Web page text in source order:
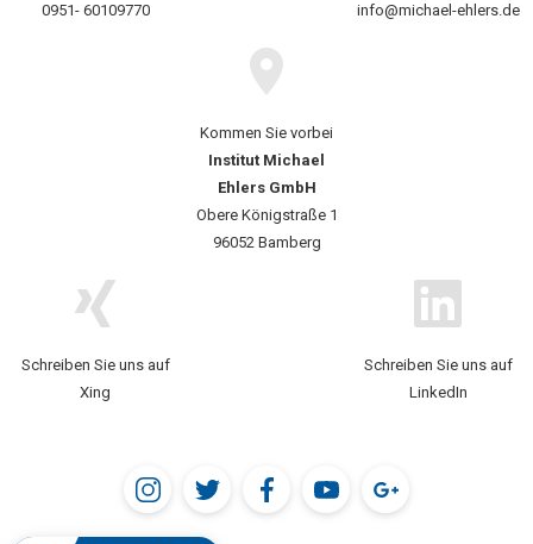
0951- 60109770
info@michael-ehlers.de
Kommen Sie vorbei
Institut Michael
Ehlers GmbH
Obere Königstraße 1
96052 Bamberg
Schreiben Sie uns auf
Xing
Schreiben Sie uns auf
LinkedIn